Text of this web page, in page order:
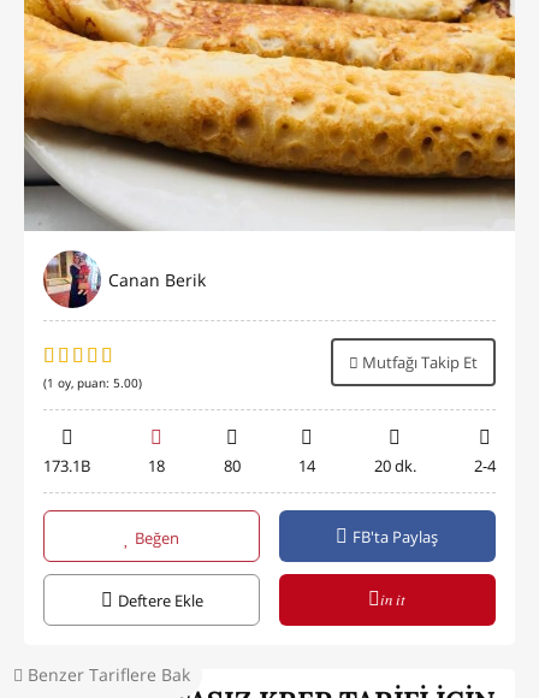
Benzer Tariflere Bak
Canan Berik
(1 oy, puan: 5.00)
Mutfağı Takip Et
173.1B 18 80 14 20 dk. 2-4
Beğen FB'ta Paylaş
Deftere Ekle in it